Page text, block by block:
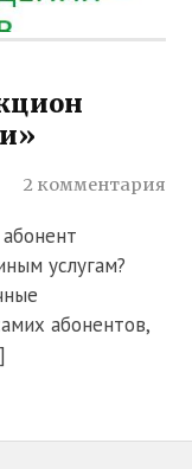
2 комментария
услугам?
абонентов,